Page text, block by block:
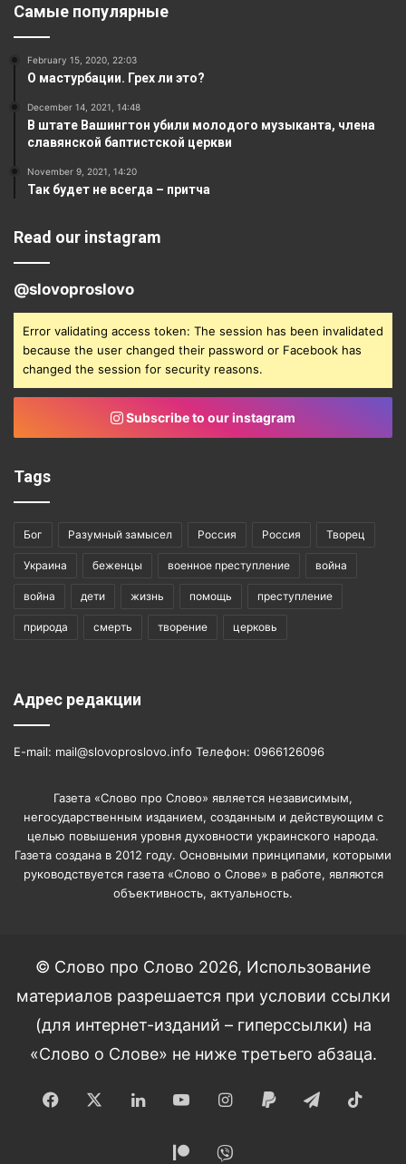
Самые популярные
February 15, 2020, 22:03
О мастурбации. Грех ли это?
December 14, 2021, 14:48
В штате Вашингтон убили молодого музыканта, члена
славянской баптистской церкви
November 9, 2021, 14:20
Так будет не всегда – притча
Read our instagram
@slovoproslovo
Error validating access token: The session has been invalidated
because the user changed their password or Facebook has
changed the session for security reasons.
Subscribe to our instagram
Tags
Бог Разумный замысел Россия Россия Творец
Украина беженцы военное преступление война
война дети жизнь помощь преступление
природа смерть творение церковь
Адрес редакции
E-mail: mail@slovoproslovo.info Телефон: 0966126096
Газета «Слово про Слово» является независимым,
негосударственным изданием, созданным и действующим с
целью повышения уровня духовности украинского народа.
Газета создана в 2012 году. Основными принципами, которыми
руководствуется газета «Слово о Слове» в работе, являются
объективность, актуальность.
© Слово про Слово 2026, Использование
материалов разрешается при условии ссылки
(для интернет-изданий – гиперссылки) на
«Слово о Слове» не ниже третьего абзаца.
Facebook LinkedInYouTubeInstagram
Paypal Telegram
Patreon